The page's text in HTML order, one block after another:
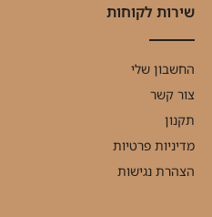
שירות לקוחות
החשבון שלי
צור קשר
תקנון
מדיניות פרטיות
הצהרת נגישות